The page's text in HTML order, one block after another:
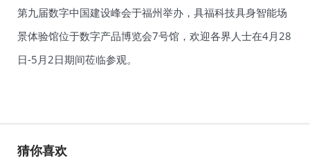
第九届数字中国建设峰会于福州举办，具福科技具身智能场
景体验馆位于数字产品博览会7号馆，欢迎各界人士在4月28
日-5月2日期间莅临参观。
猜你喜欢